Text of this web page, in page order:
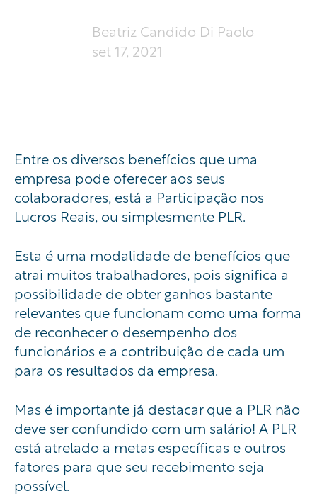
Beatriz Candido Di Paolo
set 17, 2021
Entre os diversos benefícios que uma
empresa pode oferecer aos seus
colaboradores, está a Participação nos
Lucros Reais, ou simplesmente PLR.
Esta é uma modalidade de benefícios que
atrai muitos trabalhadores, pois significa a
possibilidade de obter ganhos bastante
relevantes que funcionam como uma forma
de reconhecer o desempenho dos
funcionários e a contribuição de cada um
para os resultados da empresa.
Mas é importante já destacar que a PLR não
deve ser confundido com um salário! A PLR
está atrelado a metas específicas e outros
fatores para que seu recebimento seja
possível.